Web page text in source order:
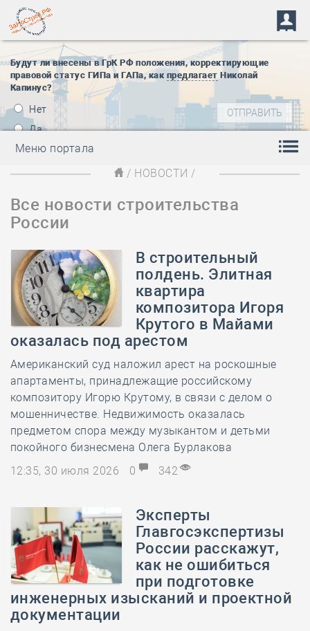
Будут ли внесены в ГрК РФ положения, корректирующие
правовой статус ГИПа и ГАПа, как предлагает Николай
Капинус?
Нет
Да
Меню портала
/ НОВОСТИ /
Все новости строительства
России
В строительный
полдень. Элитная
квартира
композитора Игоря
Крутого в Майами
оказалась под арестом
Американский суд наложил арест на роскошные
апартаменты, принадлежащие российскому
композитору Игорю Крутому, в связи с делом о
мошенничестве. Недвижимость оказалась
предметом спора между музыкантом и детьми
покойного бизнесмена Олега Бурлакова
12:35, 30 июля 2026
0 342
Эксперты
Главгосэкспертизы
России расскажут,
как не ошибиться
при подготовке
инженерных изысканий и проектной
документации